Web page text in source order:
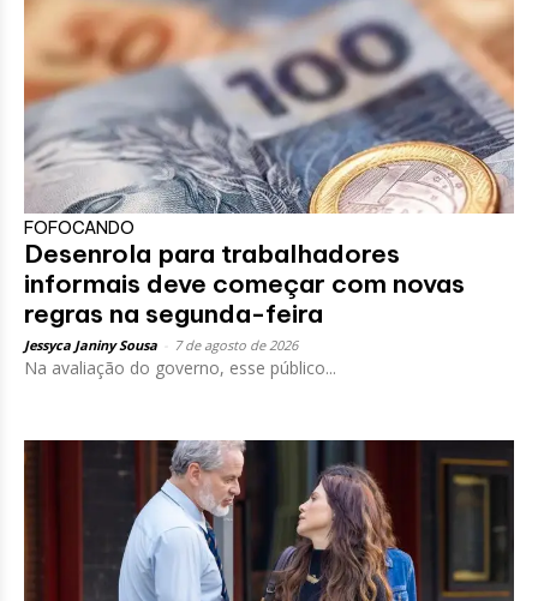
FOFOCANDO
Desenrola para trabalhadores
informais deve começar com novas
regras na segunda-feira
Jessyca Janiny Sousa 7 de agosto de 2026
Na avaliação do governo, esse público...